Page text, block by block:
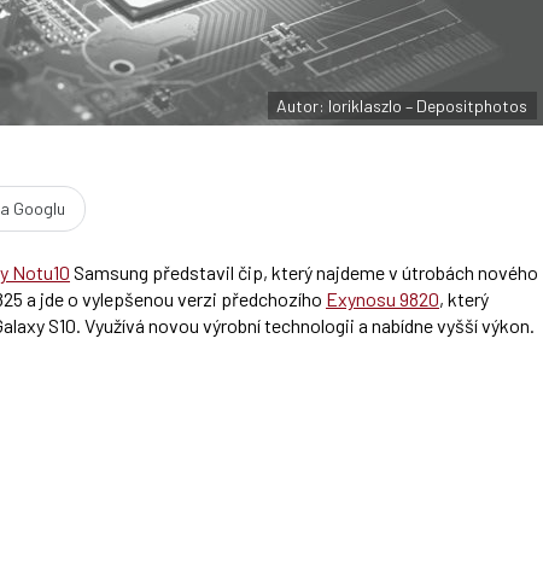
Autor: loriklaszlo – Depositphotos
Googlu
Notu10 Samsung představil čip, který najdeme v útrobách nového
a jde o vylepšenou verzi předchozího Exynosu 9820, který
S10. Využívá novou výrobní technologii a nabídne vyšší výkon.